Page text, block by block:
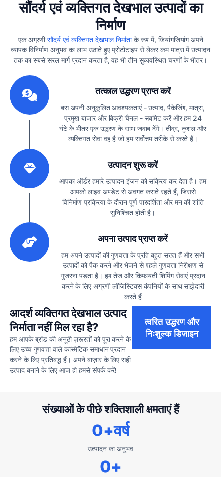
सौंदर्य एवं व्यक्तिगत देखभाल उत्पादों का
निर्माण
एक अग्रणीसौंदर्य एवं व्यक्तिगत देखभाल निर्माताके रूप में, जियांगजियांग अपने
व्यापक विनिर्माण अनुभव का लाभ उठाते हुए प्रोटोटाइप से लेकर कम मात्रा में उत्पादन
तक का सबसे सरल मार्ग प्रदान करता है, वह भी तीन सुव्यवस्थित चरणों के भीतर।
तत्काल उद्धरण प्राप्त करें
बस अपनी अनुकूलित आवश्यकताएं - उत्पाद, पैकेजिंग, मात्रा,
प्रमुख बाजार और बिक्री चैनल - सबमिट करें और हम 24
घंटे के भीतर एक उद्धरण के साथ जवाब देंगे। तीव्र, कुशल और
व्यक्तिगत सेवा वह है जो हम सर्वोत्तम तरीके से करते हैं।
उत्पादन शुरू करें
आपका ऑर्डर हमारे उत्पादन इंजन को सक्रिय कर देता है। हम
आपको लाइव अपडेट से अवगत कराते रहते हैं, जिससे
विनिर्माण प्रक्रिया के दौरान पूर्ण पारदर्शिता और मन की शांति
सुनिश्चित होती है।
अपना उत्पाद प्राप्त करें
हम अपने उत्पादों की गुणवत्ता के प्रति बहुत सख्त हैं और सभी
उत्पादों को पैक करने और भेजने से पहले गुणवत्ता निरीक्षण से
गुजरना पड़ता है। हम तेज और किफायती शिपिंग सेवाएं प्रदान
करने के लिए अग्रणी लॉजिस्टिक्स कंपनियों के साथ साझेदारी
करते हैं
आदर्श व्यक्तिगत देखभाल उत्पाद
निर्माता नहीं मिल रहा है?
हम आपके ब्रांड की अनूठी ज़रूरतों को पूरा करने के
लिए उच्च गुणवत्ता वाले कॉस्मेटिक समाधान प्रदान
करने के लिए प्रतिबद्ध हैं। अपने बाज़ार के लिए सही
उत्पाद बनाने के लिए आज ही हमसे संपर्क करें!
त्वरित उद्धरण और
निःशुल्क डिज़ाइन
संख्याओं के पीछे शक्तिशाली क्षमताएं हैं
उत्पादन का अनुभव
0+वर्ष
0+